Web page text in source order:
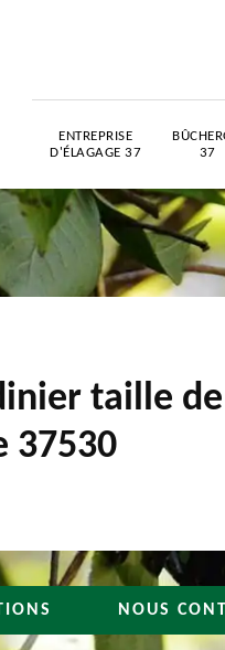
ENTREPRISE
D'ÉLAGAGE 37
37
taille de
37530
NOUS